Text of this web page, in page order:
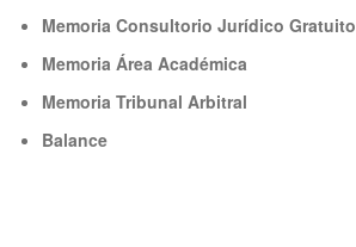
Memoria Consultorio Jurídico Gratuito
Memoria Área Académica
Memoria Tribunal Arbitral
Balance